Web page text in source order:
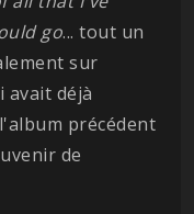
go... tout un
sur
avait déjà
précédent
de